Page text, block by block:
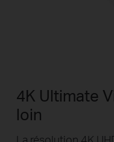
4K Ultimate
loin